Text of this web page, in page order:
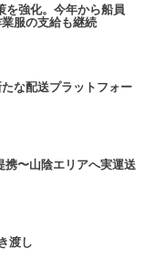
を強化。今年から船員
服の支給も継続
な配送プラットフォー
〜山陰エリアへ実運送
渡し